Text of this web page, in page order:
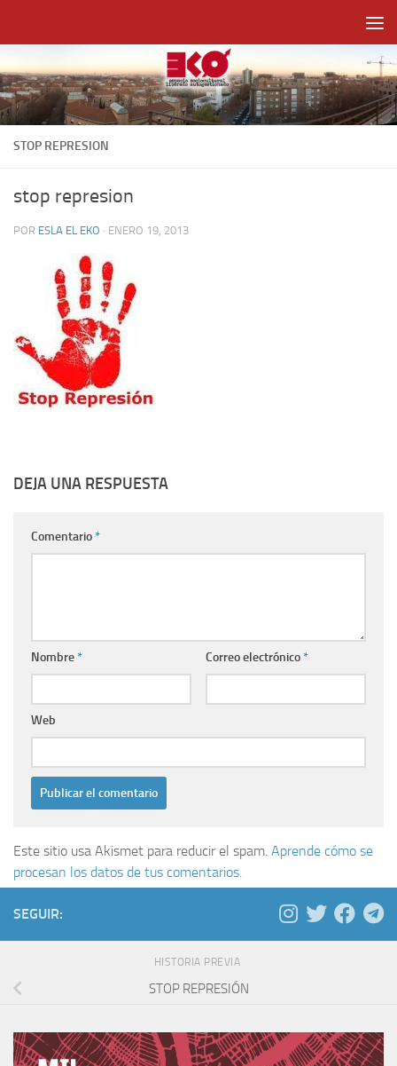
STOP REPRESION
stop represion
POR ESLA EL EKO · ENERO 19, 2013
DEJA UNA RESPUESTA
Comentario*
Nombre* Correo electrónico*
Web
Este sitio usa Akismet para reducir el spam. Aprende cómo se
procesan los datos de tus comentarios.
SEGUIR:
HISTORIA PREVIA
STOP REPRESIÓN